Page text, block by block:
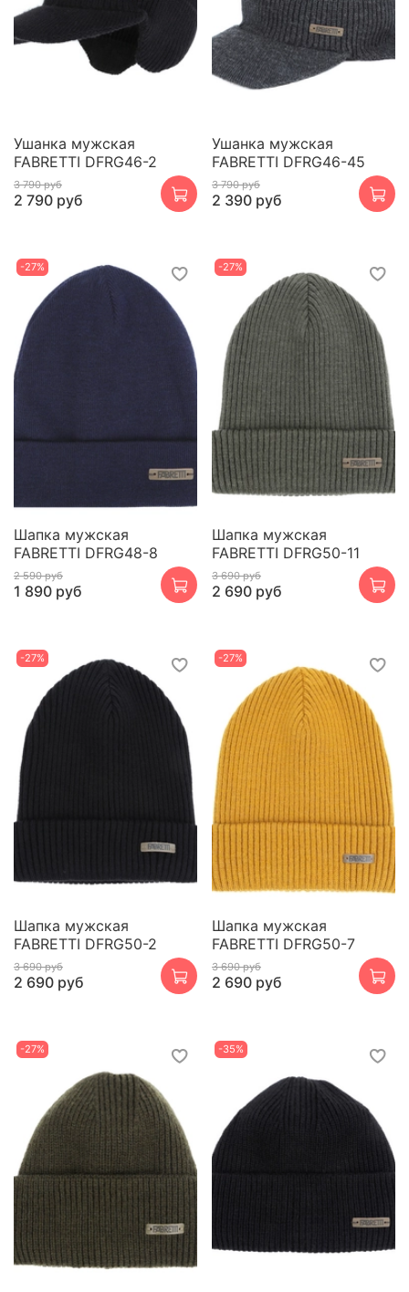
Ушанка мужская
FABRETTI DFRG46-2
3 790 руб
2 790 руб
Ушанка мужская
FABRETTI DFRG46-45
3 790 руб
2 390 руб
-27%
Шапка мужская
FABRETTI DFRG48-8
2 590 руб
1 890 руб
-27%
Шапка мужская
FABRETTI DFRG50-11
3 690 руб
2 690 руб
-27%
Шапка мужская
FABRETTI DFRG50-2
3 690 руб
2 690 руб
-27%
Шапка мужская
FABRETTI DFRG50-7
3 690 руб
2 690 руб
-27% -35%